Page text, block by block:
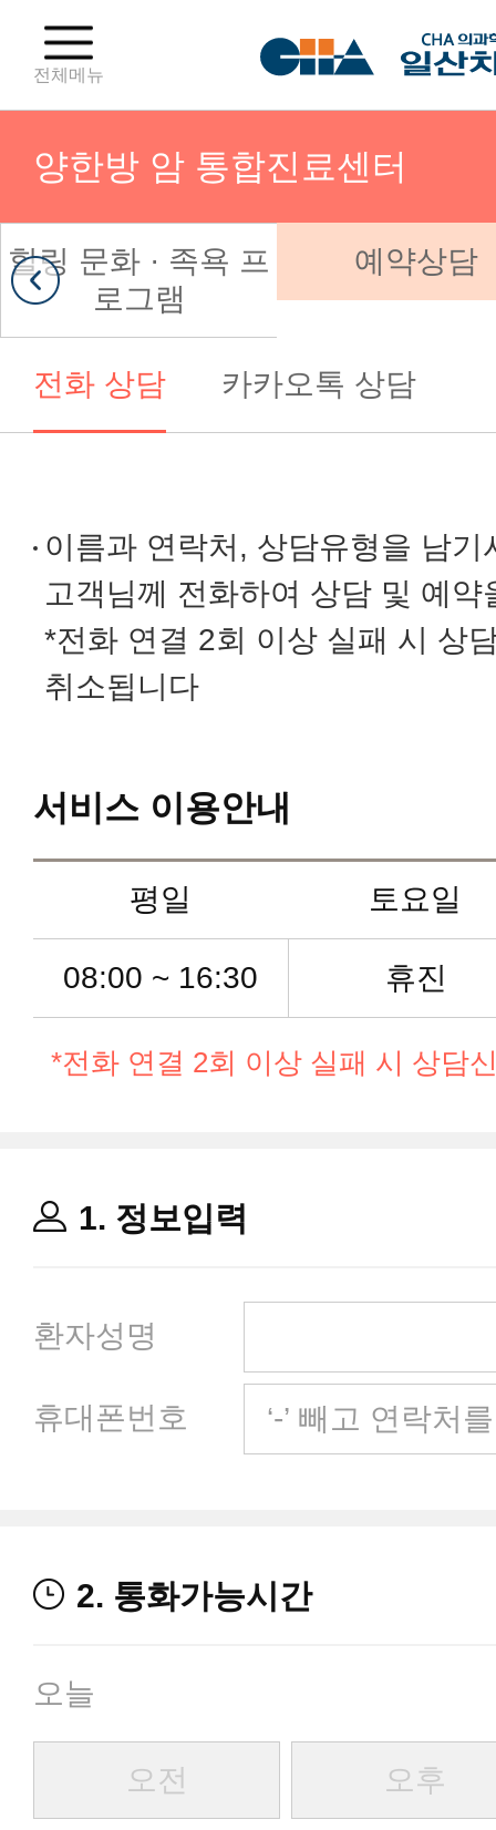
전체메뉴
양한방 암 통합진료센터
분만센터
부인종양센터
유방암센터
갑상선암센터
로봇수술센터
첨단 내과센터
인공신장센터
건강증진센터
국제진료센터
진료협력센터
힐링 문화 · 족욕 프
로그램
예약상담
전화 상담 카카오톡 상담
이름과 연락처, 상담유형을 남기
고객님께 전화하여 상담 및 예약
*전화 연결 2회 이상 실패 시 상
취소됩니다
서비스 이용안내
평일 토요일
08:00 ~ 16:30 휴진
*전화 연결 2회 이상 실패 시 상담
1. 정보입력
환자성명
휴대폰번호
2. 통화가능시간
오늘
오전 오후